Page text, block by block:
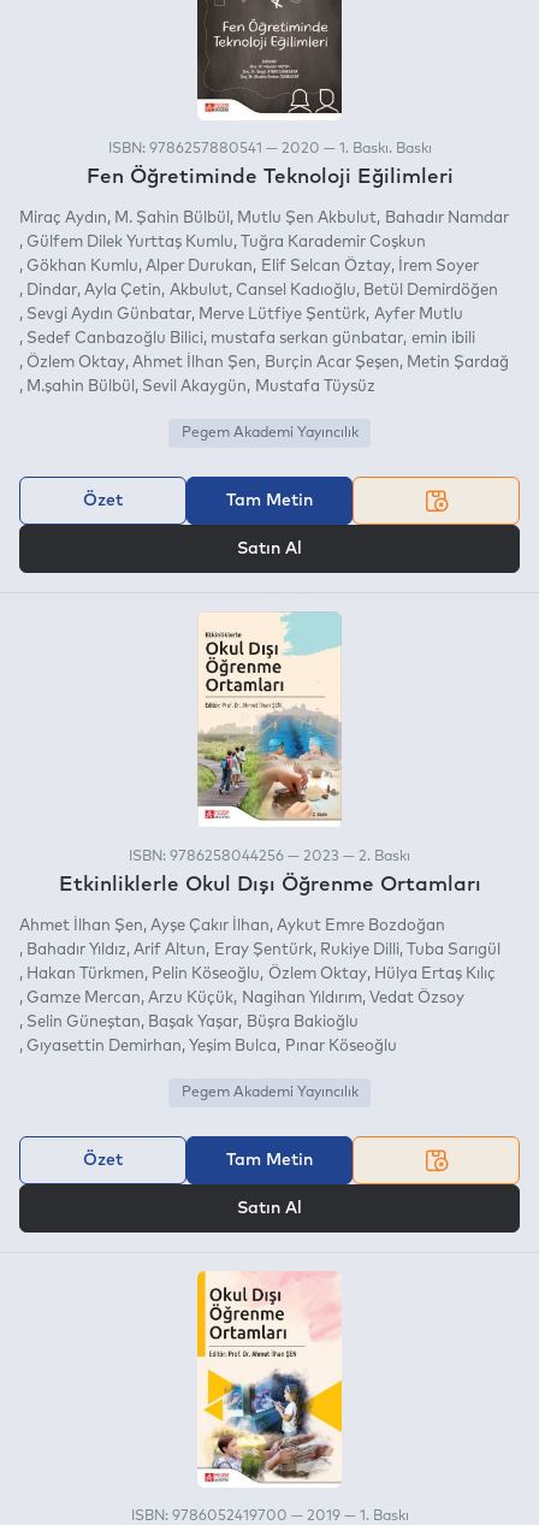
ISBN: 9786257880541 — 2020 — 1. Baskı. Baskı
Fen Öğretiminde Teknoloji Eğilimleri
Miraç Aydın M. Şahin Bülbül Mutlu Şen Akbulut
Bahadır Namdar
Gülfem Dilek Yurttaş Kumlu
Tuğra Karademir Coşkun
Gökhan Kumlu Alper Durukan Elif Selcan Öztay
İrem Soyer
Dindar Ayla Çetin Akbulut Cansel Kadıoğlu
Betül Demirdöğen
Sevgi Aydın Günbatar
Merve Lütfiye Şentürk Ayfer Mutlu
Sedef Canbazoğlu Bilici mustafa serkan günbatar emin ibili
Özlem Oktay Ahmet İlhan Şen Burçin Acar Şeşen
Metin Şardağ
M.şahin Bülbül
Sevil Akaygün Mustafa Tüysüz
Pegem Akademi Yayıncılık
Özet Tam Metin
Satın Al
ISBN: 9786258044256 — 2023 — 2. Baskı
Etkinliklerle Okul Dışı Öğrenme Ortamları
Ahmet İlhan Şen Ayşe Çakır İlhan Aykut Emre Bozdoğan
Bahadır Yıldız Arif Altun Eray Şentürk Rukiye Dilli
Tuba Sarıgül
Hakan Türkmen
Pelin Köseoğlu Özlem Oktay
Hülya Ertaş Kılıç
Gamze Mercan Arzu Küçük Nagihan Yıldırım Vedat Özsoy
Selin Güneştan
Başak Yaşar
Büşra Bakioğlu
Gıyasettin Demirhan
Yeşim Bulca Pınar Köseoğlu
Pegem Akademi Yayıncılık
Özet Tam Metin
Satın Al
ISBN: 9786052419700 — 2019 — 1. Baskı